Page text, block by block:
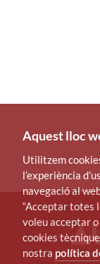
Aquest lloc
Utilitzem
l’experiència
navegació al
“Acceptar totes
voleu acceptar
cookies
nostra política